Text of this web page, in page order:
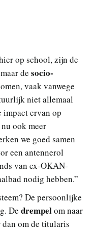
op school, zijn de
de socio-
vaak vanwege
niet allemaal
impact ervan op
ook meer
we goed samen
een antennerol
van ex-OKAN-
nodig hebben.”
De persoonlijke
De drempelom naar
om de titularis